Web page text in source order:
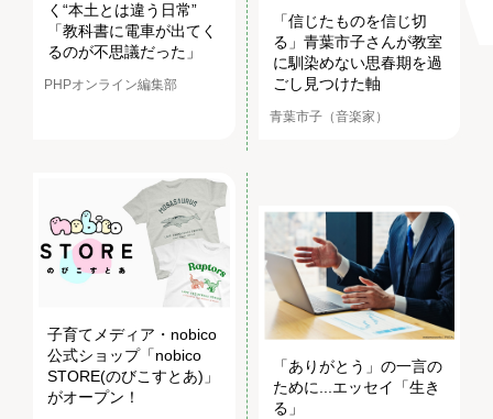
く“本土とは違う日常”
「教科書に電車が出てく
るのが不思議だった」
PHPオンライン編集部
「信じたものを信じ切
る」青葉市子さんが教室
に馴染めない思春期を過
ごし見つけた軸
青葉市子（音楽家）
子育てメディア・nobico
公式ショップ「nobico
STORE(のびこすとあ)」
がオープン！
「ありがとう」の一言の
ために...エッセイ「生き
る」